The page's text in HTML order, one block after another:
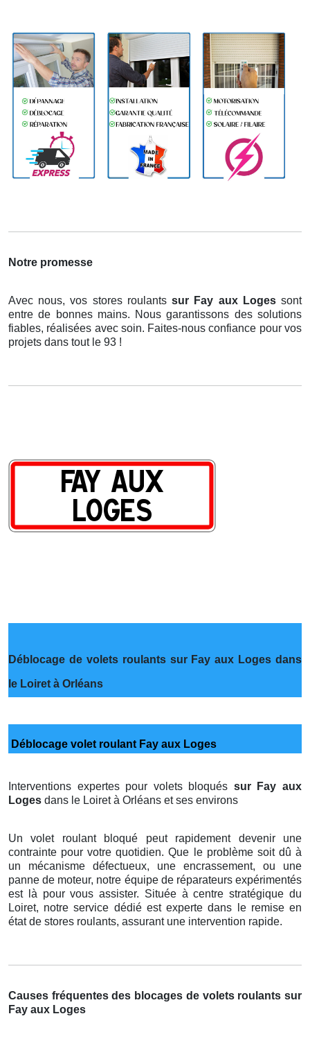
Notre promesse
Avec nous, vos stores roulantssur Fay aux Logessont
entre de bonnes mains. Nous garantissons des solutions
fiables, réalisées avec soin. Faites-nous confiance pour vos
projets dans tout le 93 !
Déblocage de volets roulants sur Fay aux Loges dans
le Loiret à Orléans
Déblocage volet roulant Fay aux Loges
Interventions expertes pour volets bloqués sur Fay aux
Loges dans le Loiret à Orléans et ses environs
Un volet roulant bloqué peut rapidement devenir une
contrainte pour votre quotidien. Que le problème soit dû à
un mécanisme défectueux, une encrassement, ou une
panne de moteur, notre équipe de réparateurs expérimentés
est là pour vous assister. Située à centre stratégique du
Loiret, notre service dédié est experte dans le remise en
état de stores roulants, assurant une intervention rapide.
Causes fréquentes des blocages de volets roulants sur
Fay aux Loges